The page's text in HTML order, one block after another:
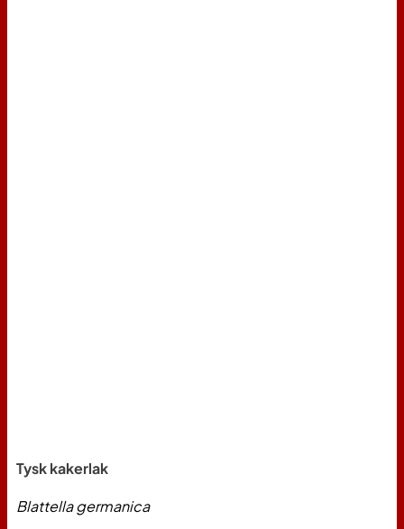
Tysk kakerlak
Blattella germanica